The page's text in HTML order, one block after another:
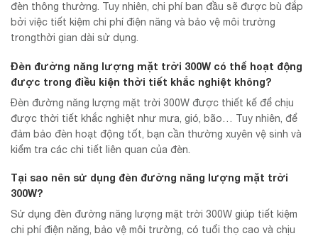
đèn thông thường. Tuy nhiên, chi phí ban đầu sẽ được bù đắp
bởi việc tiết kiệm chi phí điện năng và bảo vệ môi trường
trongthời gian dài sử dụng.
Đèn đường năng lượng mặt trời 300W có thể hoạt động
được trong điều kiện thời tiết khắc nghiệt không?
Đèn đường năng lượng mặt trời 300W được thiết kế để chịu
được thời tiết khắc nghiệt như mưa, gió, bão… Tuy nhiên, để
đảm bảo đèn hoạt động tốt, bạn cần thường xuyên vệ sinh và
kiểm tra các chi tiết liên quan của đèn.
Tại sao nên sử dụng đèn đường năng lượng mặt trời
300W?
Sử dụng đèn đường năng lượng mặt trời 300W giúp tiết kiệm
chi phí điện năng, bảo vệ môi trường, có tuổi thọ cao và chịu